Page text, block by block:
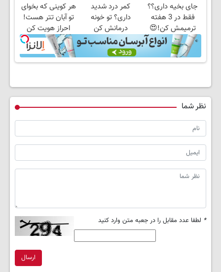
کن
جای بخیه داری؟؟
فقط در 3 هفته
ترمیمش کن!😍
کمر درد شدید
داری؟ تو خونه
درمانش کن
(◂پرسش‌نامه رو
پرکن)
هر کوینی که بخوای
تو آبان تتر هست!
احراز هویت کن
نظر شما
* لطفا عدد مقابل را در جعبه متن وارد کنید
ارسال